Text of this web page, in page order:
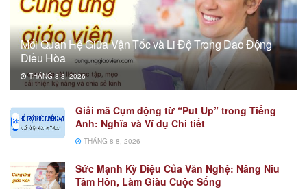
Mối Quan Hệ Giữa Vận Tốc và Li Độ Trong Dao Động
Điều Hòa
THÁNG 8 8, 2026
Giải mã Cụm động từ “Put Up” trong Tiếng
Anh: Nghĩa và Ví dụ Chi tiết
THÁNG 8 8, 2026
Sức Mạnh Kỳ Diệu Của Văn Nghệ: Nâng Niu
Tâm Hồn, Làm Giàu Cuộc Sống